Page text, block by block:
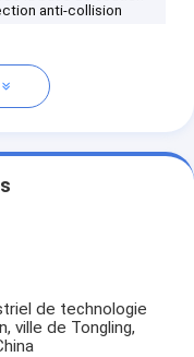
anti-collision
de technologie
ville de Tongling,